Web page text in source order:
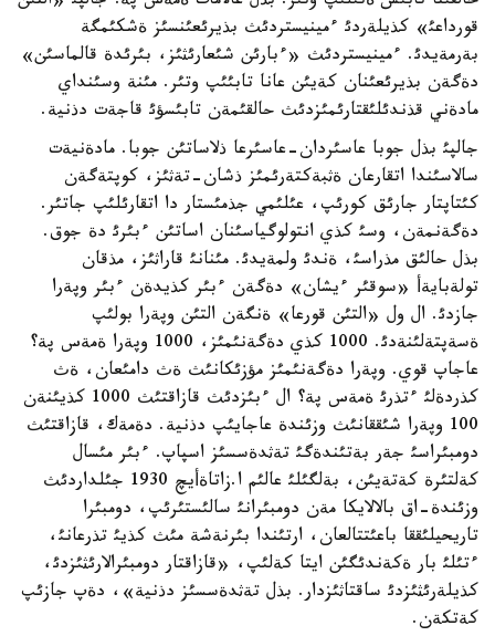
قورداعئ» كذيلةردئ ءمينيستردئث بذيرئعئنسئز ةشكئمگة
بةرمةيدئ. ءمينيستردئث «ءبارئن شئعارئثئز، بئرئدة قالماسئن»
دةگةن بذيرئعئنان كةيئن عانا تابئئپ وتئر. مئنة وسئنداي
مادةني قذندئلئقتارئمئزدئث حالقئمةن تابئسؤئ قاجةت دذنية.
جالپئ بذل جوبا عاسئردان-عاسئرعا ذلاساتئن جوبا. مادةنيةت
سالاسئندا اتقارعان ةثبةكتةرئمئز ذشان-تةثئز، كوپتةگةن
كئتاپتار جارئق كورئپ، عئلئمي جذمئستار دا اتقارئلئپ جاتئر.
دةگةنمةن، وسئ كذي انتولوگياسئنان اساتئن ءبئرئ دة جوق.
بذل حالئق مذراسئ، ةندئ ولمةيدئ. مئنانئ قاراثئز، مذقان
تولةبايةأ «سوقئر ءيشان» دةگةن ءبئر كذيدةن ءبئر وپةرا
جازدئ. ال ول «التئن قورعا» ةنگةن التئن وپةرا بولئپ
ةسةپتةلئنةدئ. 1000 كذي دةگةنئمئز، 1000 وپةرا ةمةس پة؟
عاجاپ قوي. وپةرا دةگةنئمئز مؤزئكانئث ةث دامئعان، ةث
كذردةلئ ءتذرئ ةمةس پة؟ ال ءبئزدئث قازاقتئث 1000 كذيئنةن
100 وپةرا شئققانئث وزئندة عاجايئپ دذنية. دةمةك، قازاقتئث
دومبئراسئ جةر بةتئندةگئ تةثدةسسئز اسپاپ. ءبئر مئسال
كةلتئرة كةتةيئن، بةلگئلئ عالئم ا.زاتاةأيچ 1930 جئلداردئث
وزئندة-اق بالالايكا مةن دومبئرانئ سالئستئرئپ، دومبئرا
تاريحيلئققا باعئتتالعان، ارتئندا بئرنةشة مئث كذيئ تذرعانئ،
ءتئلئ بار ةكةندئگئن ايتا كةلئپ، «قازاقتار دومبئرالارئثئزدئ،
كذيلةرئثئزدئ ساقتاثئزدار. بذل تةثدةسسئز دذنية»، دةپ جازئپ
كةتكةن.